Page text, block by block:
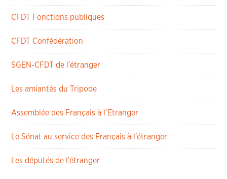
CFDT Fonctions publiques
CFDT Confédération
SGEN-CFDT de l’étranger
Les amiantés du Tripode
Assemblée des Français à l’Etranger
Le Sénat au service des Français à l’étranger
Les députés de l’étranger